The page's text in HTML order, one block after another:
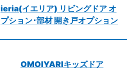
ieria(イエリア) リビングドア オ
プション･部材 開き戸オプション
OMOIYARIキッズドア